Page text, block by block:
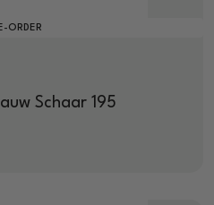
ORDER
Schaar 195